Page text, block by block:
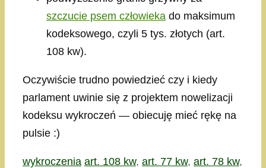
szczucie psem człowieka do maksimum
kodeksowego, czyli 5 tys. złotych (art.
108 kw).
Oczywiście trudno powiedzieć czy i kiedy
parlament uwinie się z projektem nowelizacji
kodeksu wykroczeń — obiecuję mieć rękę na
pulsie :)
Kategorie
wykroczenia Tagi
art. 108 kw, art. 77 kw, art. 78 kw,